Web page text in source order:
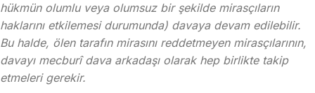
hükmün olumlu veya olumsuz bir şekilde mirasçıların
haklarını etkilemesi durumunda) davaya devam edilebilir.
Bu halde, ölen tarafın mirasını reddetmeyen mirasçılarının,
davayı mecburî dava arkadaşı olarak hep birlikte takip
etmeleri gerekir.